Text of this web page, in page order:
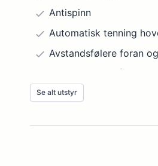
Antispinn
Automatisk tenning
Avstandsfølere foran
DAB-radio
Se alt utstyr